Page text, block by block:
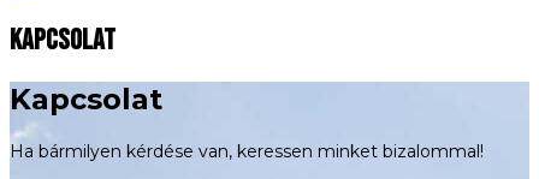
Kapcsolat
Kapcsolat
Ha bármilyen kérdése van, keressen minket bizalommal!